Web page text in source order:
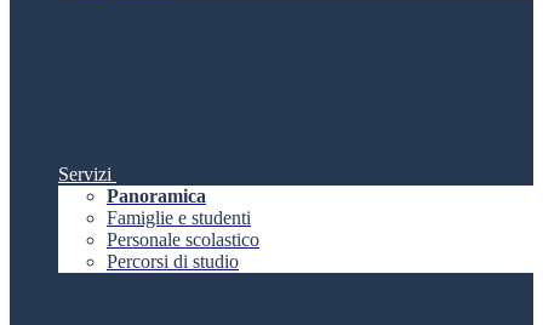
Servizi
Panoramica
Famiglie e studenti
Personale scolastico
Percorsi di studio